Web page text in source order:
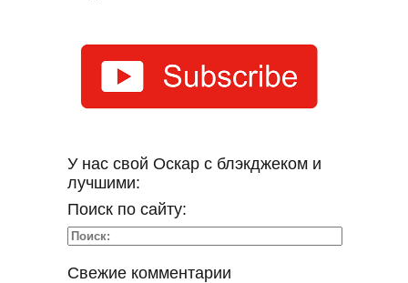
У нас свой Оскар с блэкджеком и
лучшими:
Поиск по сайту:
Свежие комментарии